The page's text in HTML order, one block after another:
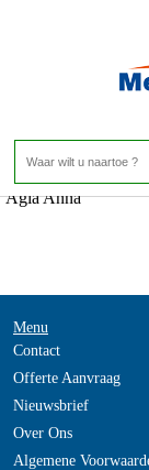
Home>
Agia Anna
Menu
Contact
Offerte Aanvraag
Nieuwsbrief
Over Ons
Algemene